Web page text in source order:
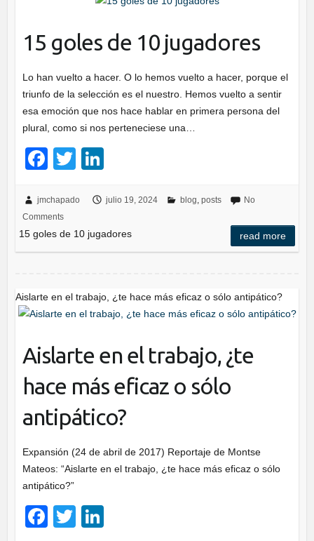
15 goles de 10 jugadores
Lo han vuelto a hacer. O lo hemos vuelto a hacer, porque el
triunfo de la selección es el nuestro. Hemos vuelto a sentir
esa emoción que nos hace hablar en primera persona del
plural, como si nos perteneciese una…
F
c
e
b
o
k
T
tt
er
k
e
dI
jmchapado julio 19, 2024 blog, posts
No
Comments
15 goles de 10 jugadores read more
Aislarte en el trabajo, ¿te hace más eficaz o sólo antipático?
Aislarte en el trabajo, ¿te
hace más eficaz o sólo
antipático?
Expansión (24 de abril de 2017) Reportaje de Montse
Mateos: “Aislarte en el trabajo, ¿te hace más eficaz o sólo
antipático?”
F
T